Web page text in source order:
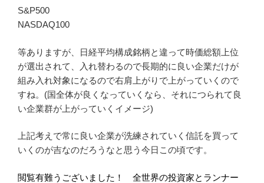
S&P500
NASDAQ100
等ありますが、日経平均構成銘柄と違って時価総額上位
が選出されて、入れ替わるので長期的に良い企業だけが
組み入れ対象になるので右肩上がりで上がっていくので
すね。(国全体が良くなっていくなら、それにつられて良
い企業群が上がっていくイメージ)
上記考えで常に良い企業が洗練されていく信託を買って
いくのが吉なのだろうなと思う今日この頃です。
閲覧有難うございました！ 全世界の投資家とランナー